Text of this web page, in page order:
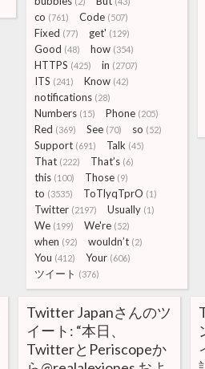
co (761) Code (507)
Fixed (77) get' (129)
Good (48) how (354)
HTTPS (425) in (2707)
ITS (241) Know (42)
notifications (28)
Numbers (15) Phone (205)
Red (369) See (70) so (52)
Support (691) Talk (45)
That (222) That’s (6)
this (100) Those (9)
to (3535) ToTlyqTprO (1)
Twitter (2197) Usually (1)
We (199) We're (52)
when (92) wouldn’t (2)
You (412) Your (606)
ツイート (376)
Twitter Japanさんのツ
イート: “本日、
TwitterとPeriscopeか